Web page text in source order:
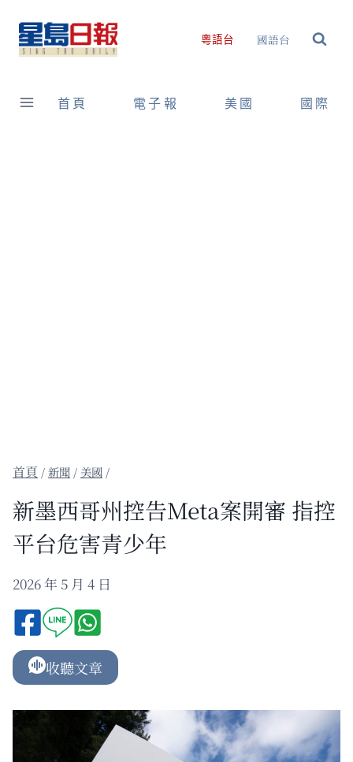
content
粵語台 國語台
首頁 電子報 美國 國際
/新聞 / 美國 /
新墨西哥州控告Meta案開審 指控
平台危害青少年
2026 年 5 月 4 日
收聽文章